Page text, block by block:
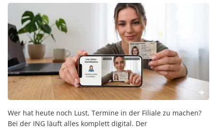
Wer hat heute noch Lust, Termine in der Filiale zu machen?
Bei der ING läuft alles komplett digital. Der